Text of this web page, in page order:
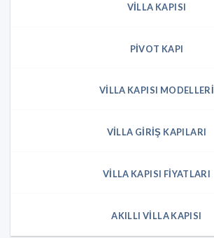
VILLA KAPISI
PIVOT KAPI
VILLA KAPISI MODELLERI
VILLA GIRIŞ KAPILARI
VILLA KAPISI FIYATLARI
AKILLI VILLA KAPISI